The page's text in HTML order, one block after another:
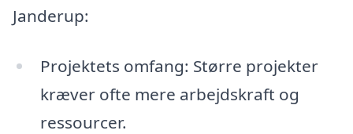
Janderup:
Projektets omfang: Større projekter
kræver ofte mere arbejdskraft og
ressourcer.